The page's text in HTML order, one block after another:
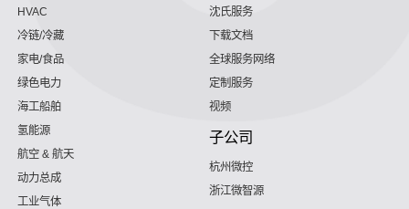
HVAC
冷链/冷藏
家电/食品
绿色电力
海工船舶
氢能源
航空 & 航天
动力总成
工业气体
沈氏服务
下载文档
全球服务网络
定制服务
视频
子公司
杭州微控
浙江微智源